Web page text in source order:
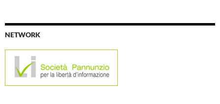
NETWORK